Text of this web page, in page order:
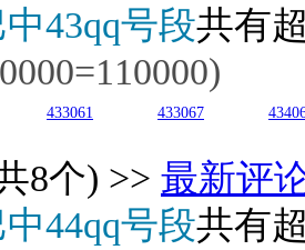
中43qq号段共有
433061 433067
8个) >> 最新评
中44qq号段共有